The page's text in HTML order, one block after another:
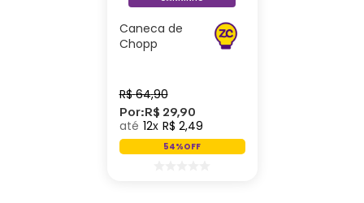
Caneca de
Chopp
Arquitetura -
Zonacriativa
R$ 64,90
Por:R$ 29,90
12 R$ 2,49
54%OFF